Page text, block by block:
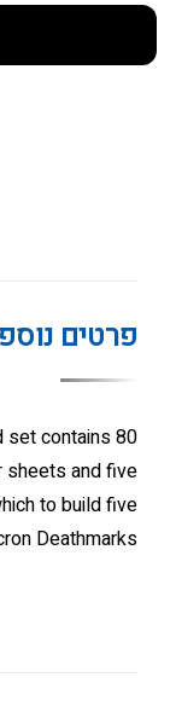
פרטים
set contains 80
sheets and five
to build five
Deathmarks.